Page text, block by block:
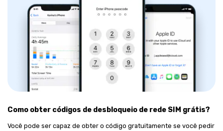
Como obter códigos de desbloqueio de rede SIM grátis?
Você pode ser capaz de obter o código gratuitamente se você pedir